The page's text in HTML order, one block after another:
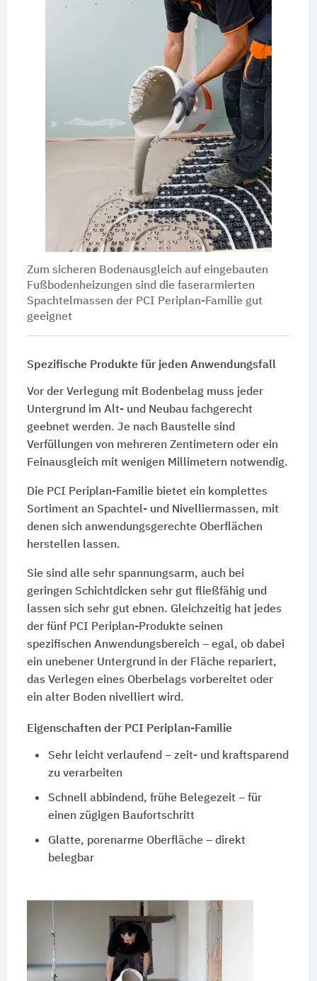
Zum sicheren Bodenausgleich auf eingebauten
Fußbodenheizungen sind die faserarmierten
Spachtelmassen der PCI Periplan-Familie gut
geeignet
Spezifische Produkte für jeden Anwendungsfall
Vor der Verlegung mit Bodenbelag muss jeder
Untergrund im Alt- und Neubau fachgerecht
geebnet werden. Je nach Baustelle sind
Verfüllungen von mehreren Zentimetern oder ein
Feinausgleich mit wenigen Millimetern notwendig.
Die PCI Periplan-Familie bietet ein komplettes
Sortiment an Spachtel- und Nivelliermassen, mit
denen sich anwendungsgerechte Oberflächen
herstellen lassen.
Sie sind alle sehr spannungsarm, auch bei
geringen Schichtdicken sehr gut fließfähig und
lassen sich sehr gut ebnen. Gleichzeitig hat jedes
der fünf PCI Periplan-Produkte seinen
spezifischen Anwendungsbereich – egal, ob dabei
ein unebener Untergrund in der Fläche repariert,
das Verlegen eines Oberbelags vorbereitet oder
ein alter Boden nivelliert wird.
Eigenschaften der PCI Periplan-Familie
Sehr leicht verlaufend – zeit- und kraftsparend
zu verarbeiten
Schnell abbindend, frühe Belegezeit – für
einen zügigen Baufortschritt
Glatte, porenarme Oberfläche – direkt
belegbar